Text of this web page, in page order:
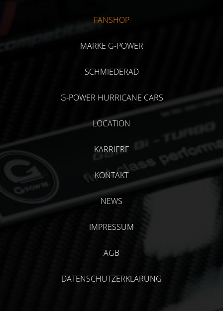
FANSHOP
MARKE G-POWER
SCHMIEDERAD
G-POWER HURRICANE CARS
LOCATION
KARRIERE
KONTAKT
NEWS
IMPRESSUM
AGB
DATENSCHUTZERKLÄRUNG